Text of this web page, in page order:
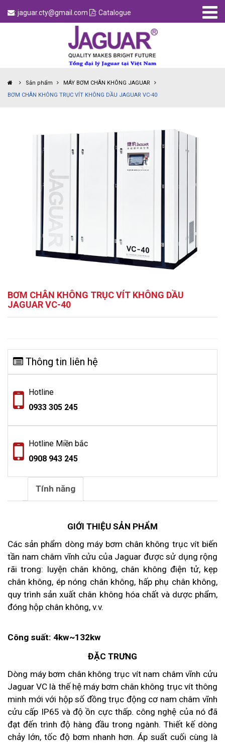
: jaguar.cty@gmail.com : Catalogue
Sản phẩm
MÁY BƠM CHÂN KHÔNG JAGUAR
BƠM CHÂN KHÔNG TRỤC VÍT KHÔNG DẦU JAGUAR VC-40
BƠM CHÂN KHÔNG TRỤC VÍT KHÔNG DẦU
JAGUAR VC-40
Thông tin liên hệ
Hotline
0933 305 245
Hotline Miền bắc
0908 943 245
Tính năng
GIỚI THIỆU SẢN PHẨM
Các sản phẩm dòng máy bơm chân không trục vít biến
tần nam châm vĩnh cửu của Jaguar được sử dụng rộng
rãi trong: luyện chân không, chân không điện tử, kẹp
chân không, ép nóng chân không, hấp phụ chân không,
quy trình sản xuất chân không hóa chất và dược phẩm,
đóng hộp chân không, v.v.
Công suất: 4kw~132kw
ĐẶC TRƯNG
Dòng máy bơm chân không trục vít nam châm vĩnh cửu
Jaguar VC là thế hệ máy bơm chân không trục vít thông
minh mới với hộp số đồng trục động cơ nam châm vĩnh
cửu cấp IP65 và độ ồn cực thấp. công nghệ của nó đã
đạt đến trình độ hàng đầu trong ngành. Thiết kế dòng
chảy lớn, tốc độ bơm nhanh hơn. Áp suất cuối cùng là